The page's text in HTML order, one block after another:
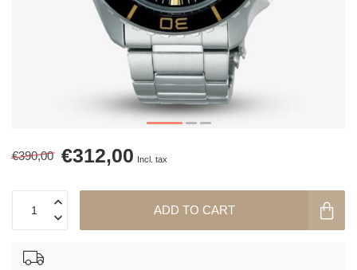
€390,00 €312,00 Incl. tax
ADD TO CART